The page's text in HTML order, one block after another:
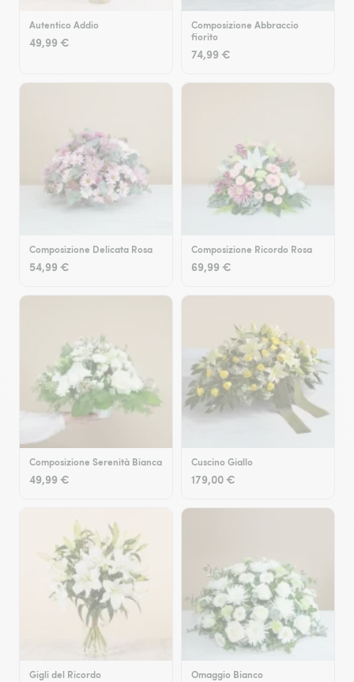
Autentico Addio
49,99 €
Composizione Abbraccio
fiorito
74,99 €
Composizione Delicata Rosa
54,99 €
Composizione Ricordo Rosa
69,99 €
Composizione Serenità Bianca
49,99 €
Cuscino Giallo
179,00 €
Gigli del Ricordo Omaggio Bianco